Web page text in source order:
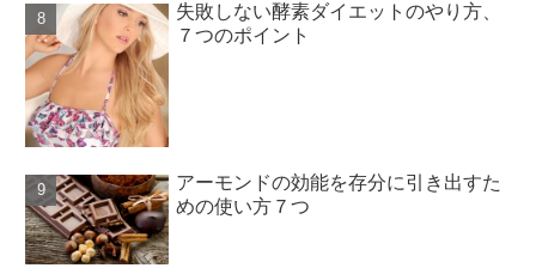
失敗しない酵素ダイエットのやり方、
７つのポイント
アーモンドの効能を存分に引き出すた
めの使い方７つ